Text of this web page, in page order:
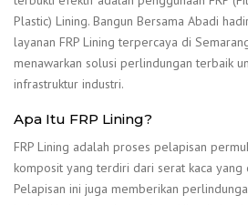
Plastic) Lining. Bangun Bersama Abadi
layanan FRP Lining terpercaya di
menawarkan solusi perlindungan terbaik
infrastruktur industri.
Apa Itu FRP Lining?
FRP Lining adalah proses pelapisan
komposit yang terdiri dari serat kaca yang
Pelapisan ini juga memberikan